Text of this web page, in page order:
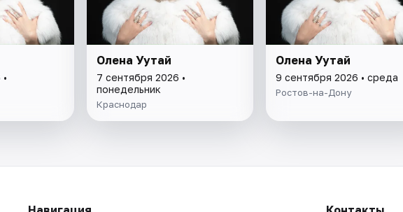
Олена Уутай
7 сентября 2026 •
понедельник
Краснодар
Олена Уутай
9 сентября 2026 • среда
Ростов-на-Дону